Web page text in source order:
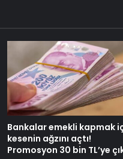
Bankalar emekli kapmak
kesenin ağzını açtı!
Promosyon 30 bin TL’ye